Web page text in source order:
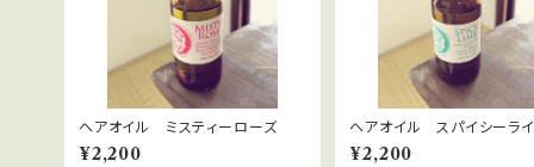
ヘアオイル ミスティーローズ
¥2,200
ヘアオイル スパイシーラ
¥2,200